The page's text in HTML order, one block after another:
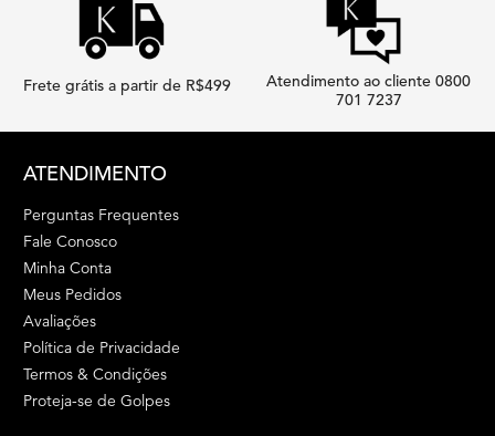
Frete grátis a partir de R$499
Atendimento ao cliente 0800
701 7237
ATENDIMENTO
Perguntas Frequentes
Fale Conosco
Minha Conta
Meus Pedidos
Avaliações
Política de Privacidade
Termos & Condições
Proteja-se de Golpes